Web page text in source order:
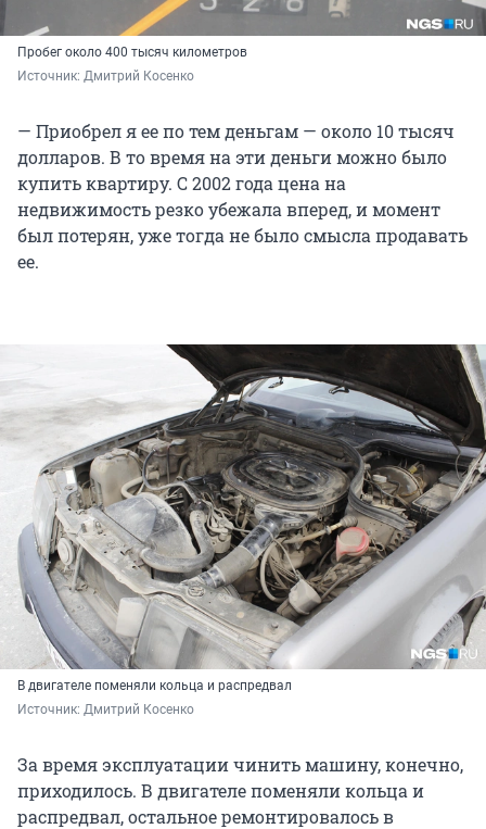
Пробег около 400 тысяч километров
Источник: Дмитрий Косенко
— Приобрел я ее по тем деньгам — около 10 тысяч
долларов. В то время на эти деньги можно было
купить квартиру. С 2002 года цена на
недвижимость резко убежала вперед, и момент
был потерян, уже тогда не было смысла продавать
ее.
В двигателе поменяли кольца и распредвал
Источник: Дмитрий Косенко
За время эксплуатации чинить машину, конечно,
приходилось. В двигателе поменяли кольца и
распредвал, остальное ремонтировалось в